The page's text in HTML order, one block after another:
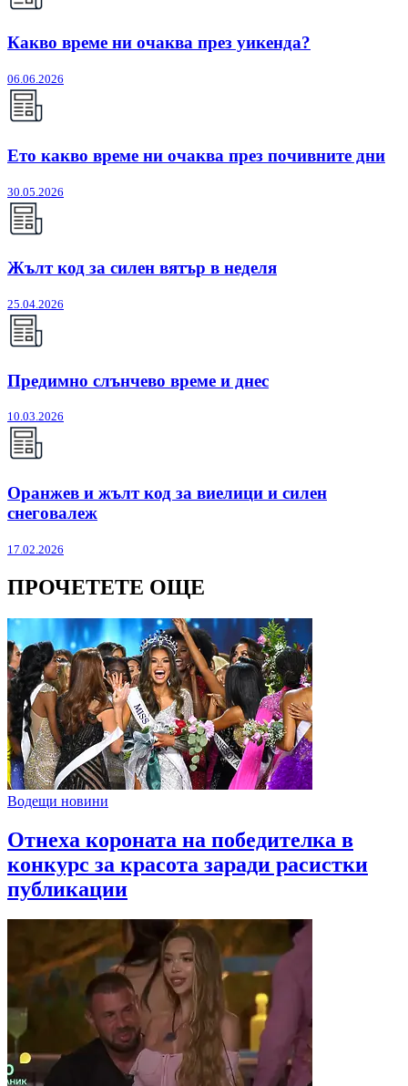
Какво време ни очаква през уикенда?
06.06.2026
Ето какво време ни очаква през почивните дни
30.05.2026
Жълт код за силен вятър в неделя
25.04.2026
Предимно слънчево време и днес
10.03.2026
Оранжев и жълт код за виелици и силен
снеговалеж
17.02.2026
ПРОЧЕТЕТЕ ОЩЕ
Водещи новини
Отнеха короната на победителка в
конкурс за красота заради расистки
публикации